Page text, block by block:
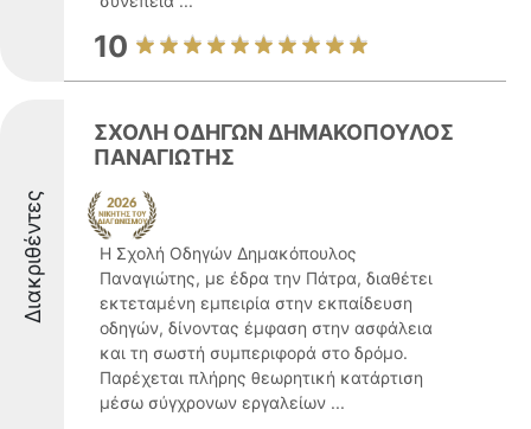
10
Διακριθέντες
ΣΧΟΛΗ ΟΔΗΓΩΝ ΔΗΜΑΚΟΠΟΥΛΟΣ
ΠΑΝΑΓΙΩΤΗΣ
Η Σχολή Οδηγών Δημακόπουλος
Παναγιώτης, με έδρα την Πάτρα, διαθέτει
εκτεταμένη εμπειρία στην εκπαίδευση
οδηγών, δίνοντας έμφαση στην ασφάλεια
και τη σωστή συμπεριφορά στο δρόμο.
Παρέχεται πλήρης θεωρητική κατάρτιση
μέσω σύγχρονων εργαλείων ...